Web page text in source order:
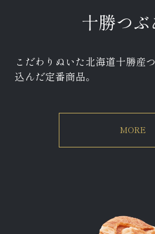
十勝つ
こだわりぬいた北海道十勝産
込んだ定番商品。
MORE